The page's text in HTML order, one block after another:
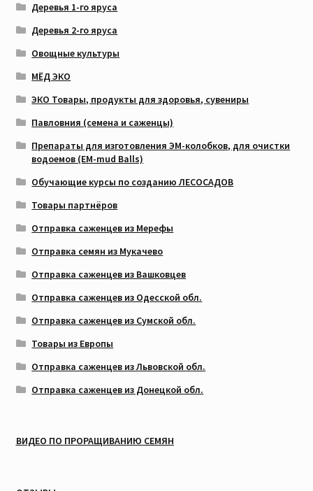
Деревья 1-го яруса
Деревья 2-го яруса
Овощные культуры
МЁД ЭКО
ЭКО Товары, продукты для здоровья, сувениры
Павловния (семена и саженцы)
Препараты для изготовления ЭМ-колобков, для очистки
водоемов (EM-mud Balls)
Обучающие курсы по созданию ЛЕСОСАДОВ
Товары партнёров
Отправка саженцев из Мерефы
Отправка семян из Мукачево
Отправка саженцев из Вашковцев
Отправка саженцев из Одесской обл.
Отправка саженцев из Сумской обл.
Товары из Европы
Отправка саженцев из Львовской обл.
Отправка саженцев из Донецкой обл.
ВИДЕО ПО ПРОРАЩИВАНИЮ СЕМЯН